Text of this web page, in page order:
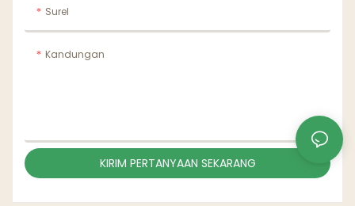
Surel
Kandungan
KIRIM PERTANYAAN SEKARANG